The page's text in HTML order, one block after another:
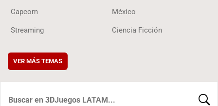
Capcom México
Streaming Ciencia Ficción
VER MÁS TEMAS